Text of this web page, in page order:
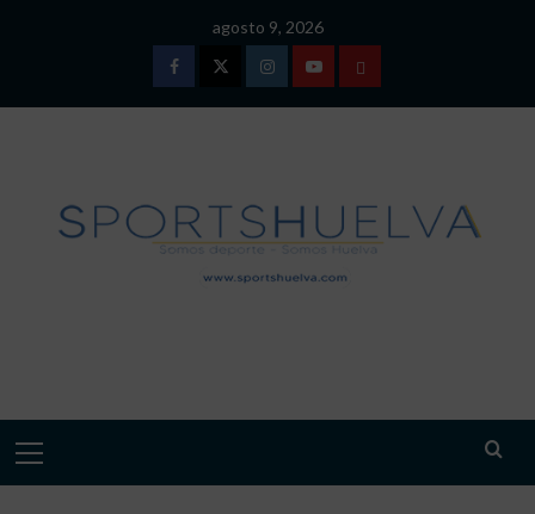
agosto 9, 2026
FacebookTwitterInstagramYoutubeTÉRMINOS
DE
USO
Menú